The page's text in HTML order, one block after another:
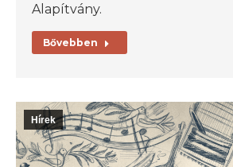
Alapítvány.
Bővebben
Hírek